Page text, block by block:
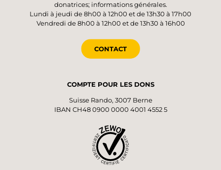
donatrices; informations générales.
Lundi à jeudi de 8h00 à 12h00 et de 13h30 à 17h00
Vendredi de 8h00 à 12h00 et de 13h30 à 16h00
CONTACT
COMPTE POUR LES DONS
Suisse Rando, 3007 Berne
IBAN CH48 0900 0000 4001 4552 5